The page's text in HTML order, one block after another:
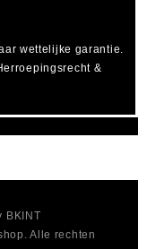
wettelijke garantie.
&
BKINT
Alle rechten